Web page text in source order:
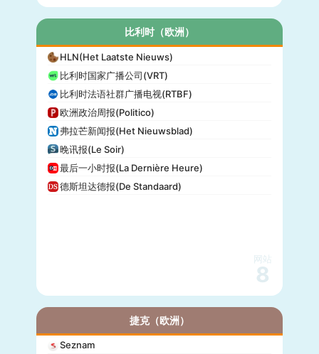
比利时（欧洲）
HLN(Het Laatste Nieuws)
比利时国家广播公司(VRT)
比利时法语社群广播电视(RTBF)
欧洲政治周报(Politico)
弗拉芒新闻报(Het Nieuwsblad)
晚讯报(Le Soir)
最后一小时报(La Dernière Heure)
德斯坦达德报(De Standaard)
网站
8
捷克（欧洲）
Seznam